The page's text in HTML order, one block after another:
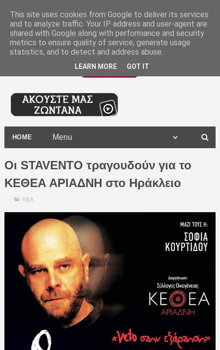
HOME
Οι STAVENTO τραγουδούν για το
ΚΕΘΕΑ ΑΡΙΑΔΝΗ στο Ηράκλειο
ΝΕΑ
This site uses cookies from Google to deliver its services
and to analyze traffic. Your IP address and user-agent are
shared with Google along with performance and security
metrics to ensure quality of service, generate usage
statistics, and to detect and address abuse.
LEARN MORE GOT IT